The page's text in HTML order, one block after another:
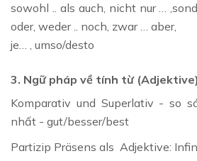
sowohl .. als auch, nicht nur …
oder, weder .. noch, zwar … aber,
je… , umso/desto
3. Ngữ pháp về tính từ (Adjektive)
Komparativ und Superlativ - so
nhất - gut/besser/best
Partizip Präsens als Adjektive: